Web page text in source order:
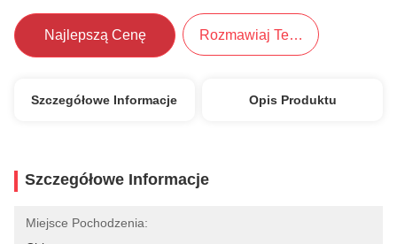
Najlepszą Cenę Rozmawiaj Teraz.
Szczegółowe Informacje Opis Produktu
Szczegółowe Informacje
Miejsce Pochodzenia: